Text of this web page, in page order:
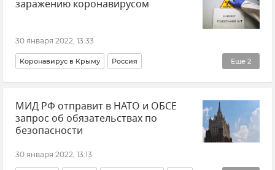
заражению коронавирусом
30 января 2022, 13:33
Еще 2
Коронавирус в Крыму Россия
Здравоохранение в России
Распространение коронавируса в РФ
МИД РФ отправит в НАТО и ОБСЕ
запрос об обязательствах по
безопасности
30 января 2022, 13:13